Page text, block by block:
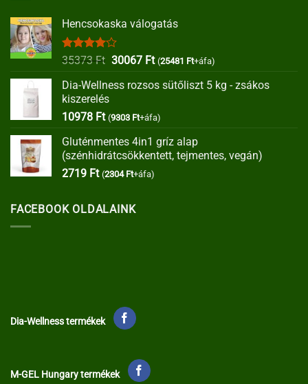
Hencsokaska válogatás
Értékelés:
35373Ft Original
was:
30067 FtCurrent
is:
(25481 Ft+áfa)
Dia-Wellness rozsos sütőliszt 5 kg - zsákos
kiszerelés
10978 Ft (9303 Ft+áfa)
Gluténmentes 4in1 gríz alap
(szénhidrátcsökkentett, tejmentes, vegán)
2719 Ft (2304 Ft+áfa)
FACEBOOK OLDALAINK
Dia-Wellness termékek
M-GEL Hungary termékek